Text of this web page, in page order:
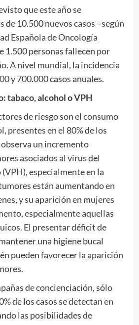
que este año se
de 10.500 nuevos casos –según
Española de Oncología
1.500 personas fallecen por
A nivel mundial, la incidencia
y 700.000 casos anuales.
tabaco, alcohol o VPH
de riesgo son el consumo
presentes en el 80% de los
observa un incremento
asociados al virus del
especialmente en la
están aumentando en
y su aparición en mujeres
especialmente aquellas
El presentar déficit de
una higiene bucal
pueden favorecer la aparición
de concienciación, sólo
de los casos se detectan en
las posibilidades de